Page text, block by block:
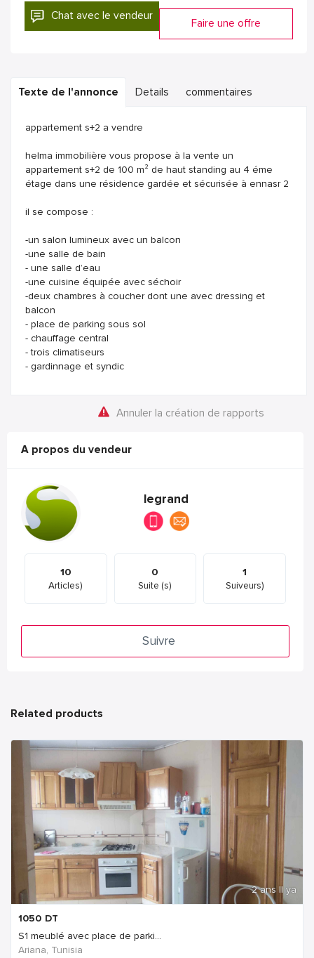
Chat avec le vendeur
Faire une offre
Texte de l'annonce Details commentaires
appartement s+2 a vendre
helma immobilière vous propose à la vente un
appartement s+2 de 100 m² de haut standing au 4 éme
étage dans une résidence gardée et sécurisée à ennasr 2
il se compose :
-un salon lumineux avec un balcon
-une salle de bain
- une salle d’eau
-une cuisine équipée avec séchoir
-deux chambres à coucher dont une avec dressing et
balcon
- place de parking sous sol
- chauffage central
- trois climatiseurs
- gardinnage et syndic
Annuler la création de rapports
A propos du vendeur
legrand
10
Articles)
0
Suite (s)
1
Suiveurs)
Suivre
Related products
2 ans Il ya
1050 DT
S1 meublé avec place de parki...
Ariana, Tunisia